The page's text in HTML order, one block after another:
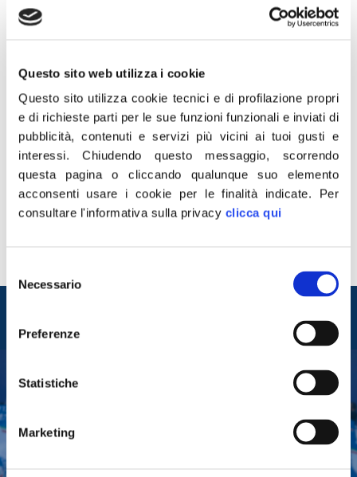
Questo sito web utilizza i cookie
Questo sito utilizza cookie tecnici e di profilazione propri
e di richieste parti per le sue funzioni funzionali e inviati di
pubblicità, contenuti e servizi più vicini ai tuoi gusti e
interessi.Chiudendo questo messaggio, scorrendo
questa pagina o cliccando qualunque suo elemento
acconsenti usare i cookie per le finalità indicate. Per
consultare l'informativa sulla privacy clicca qui
delNecessario
Preferenze
Statistiche
Marketing